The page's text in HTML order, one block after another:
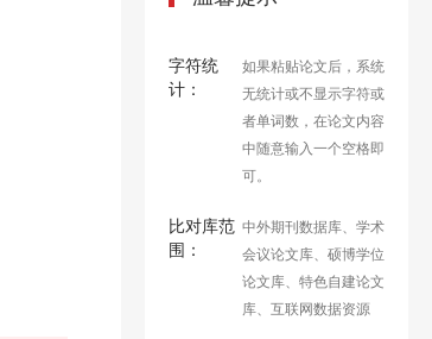
字符统
计：
如果粘贴论文后，系统
无统计或不显示字符或
者单词数，在论文内容
中随意输入一个空格即
可。
比对库范
围：
中外期刊数据库、学术
会议论文库、硕博学位
论文库、特色自建论文
库、互联网数据资源